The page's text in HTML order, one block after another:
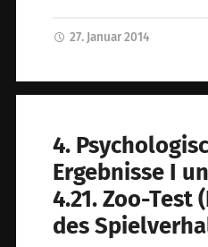
27. Januar 2014
4.
Ergebnisse I
4.21. Zoo-Test
des